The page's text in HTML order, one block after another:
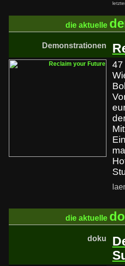
die aktuelle
Demonstrationen
47
die aktuelle
doku